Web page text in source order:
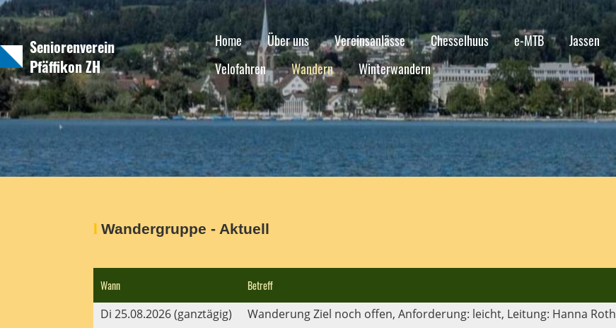
Home Über uns Vereinsanlässe Chesselhuus e-MTB Jassen
Velofahren
Wandern Winterwandern
Seniorenverein
Pfäffikon ZH
l Wandergruppe - Aktuell
Wann Betreff
Di 25.08.2026 (ganztägig)
Wanderung Ziel noch offen, Anforderung: leicht, Leitung: Hanna Roth